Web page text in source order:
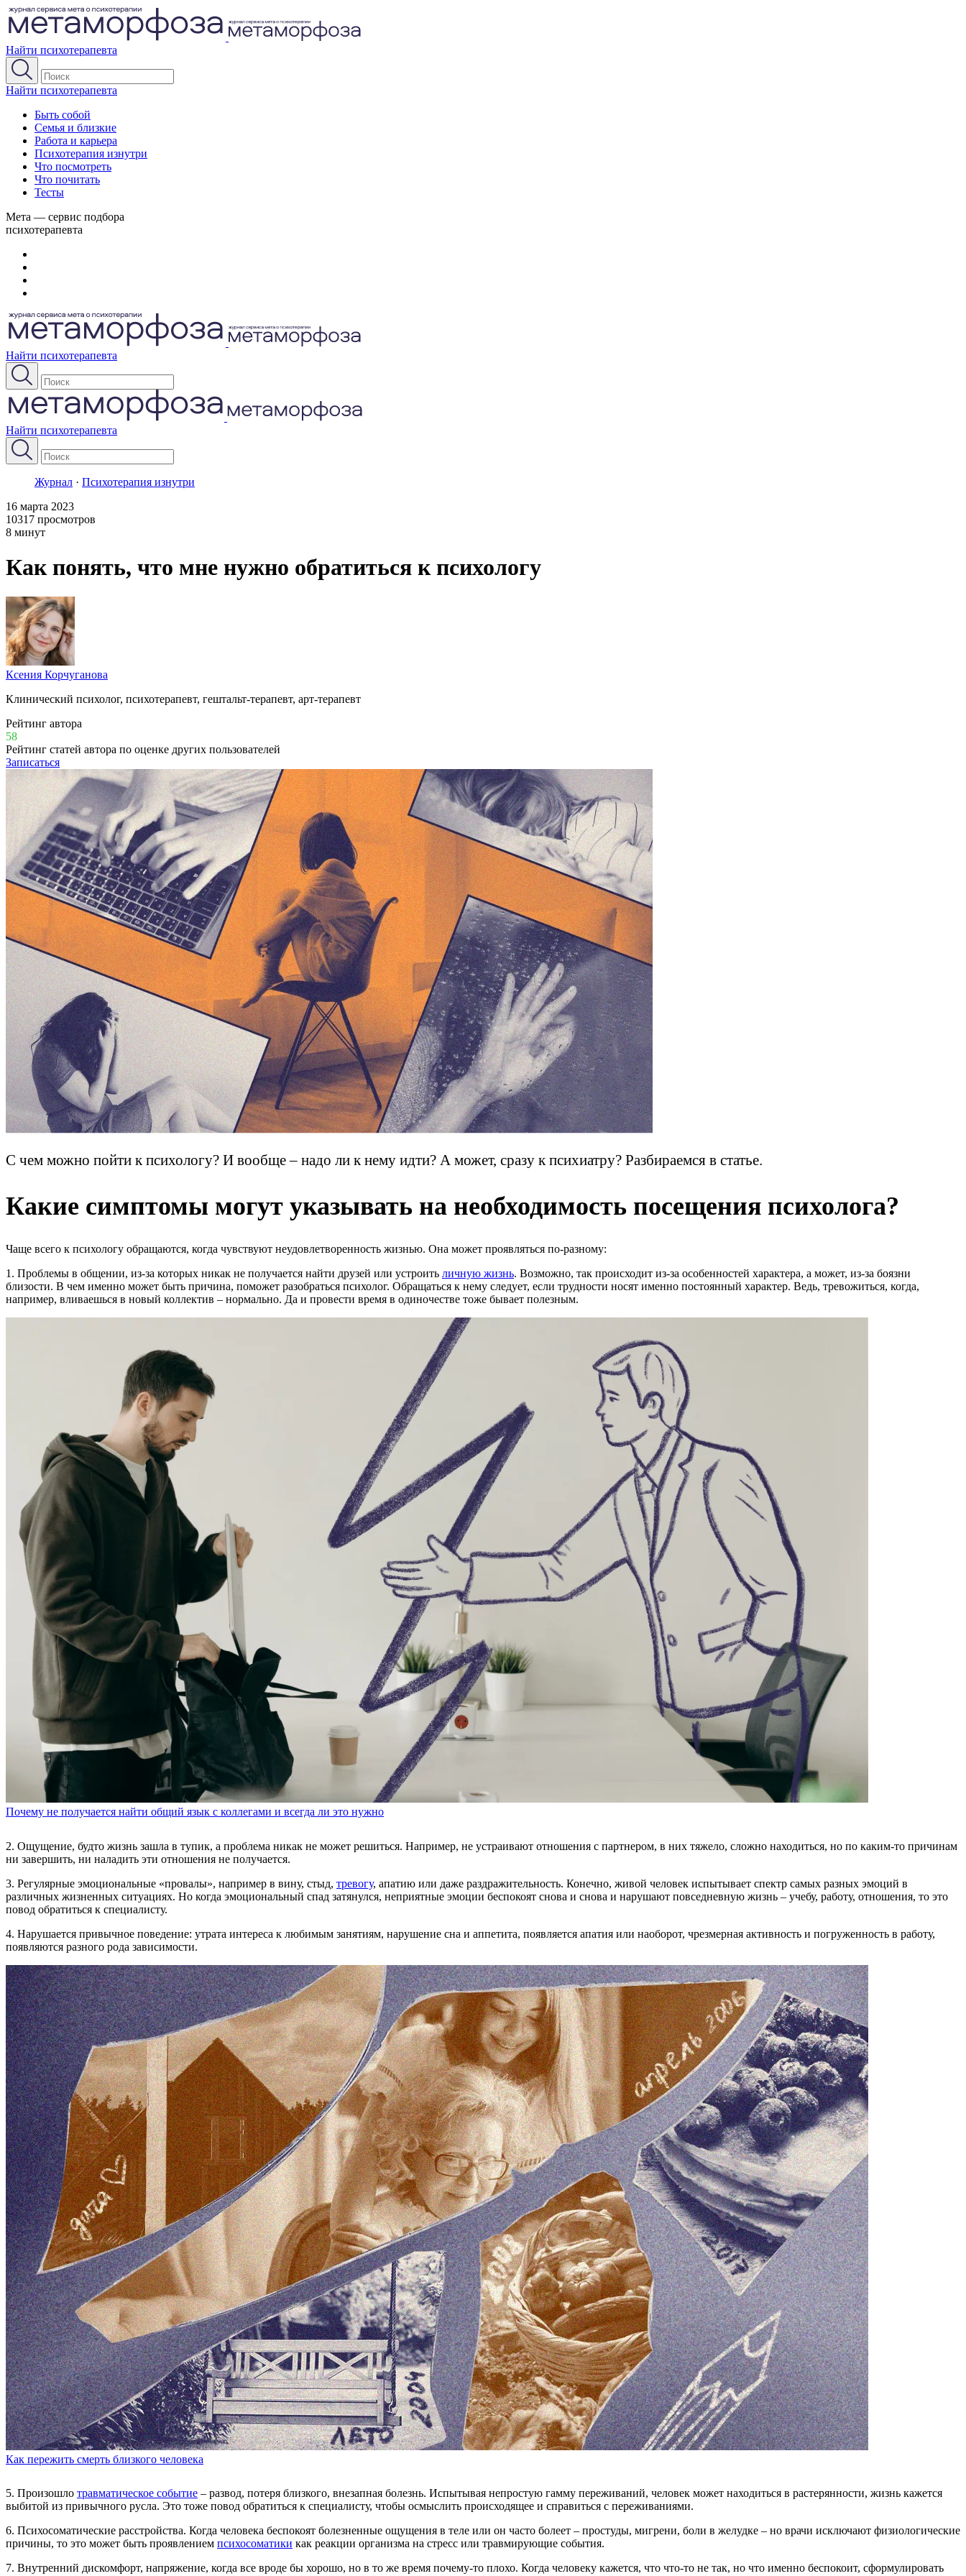
Найти психотерапевта
Найти психотерапевта
Быть собой
Семья и близкие
Работа и карьера
Психотерапия изнутри
Что посмотреть
Что почитать
Тесты
Мета — сервис подбора
психотерапевта
Найти психотерапевта
Найти психотерапевта
Журнал · Психотерапия изнутри
16 марта 2023
10317 просмотров
8 минут
Как понять, что мне нужно обратиться к психологу
Ксения Корчуганова
Клинический психолог, психотерапевт, гештальт-терапевт, арт-терапевт
Рейтинг автора
58
Рейтинг статей автора по оценке других пользователей
Записаться
С чем можно пойти к психологу? И вообще – надо ли к нему идти? А может, сразу к психиатру? Разбираемся в статье.
Какие симптомы могут указывать на необходимость посещения психолога?
Чаще всего к психологу обращаются, когда чувствуют неудовлетворенность жизнью. Она может проявляться по-разному:
1. Проблемы в общении, из-за которых никак не получается найти друзей или устроить личную жизнь. Возможно, так происходит из-за особенностей характера, а может, из-за боязни
близости. В чем именно может быть причина, поможет разобраться психолог. Обращаться к нему следует, если трудности носят именно постоянный характер. Ведь, тревожиться, когда,
например, вливаешься в новый коллектив – нормально. Да и провести время в одиночестве тоже бывает полезным.
Почему не получается найти общий язык с коллегами и всегда ли это нужно
2. Ощущение, будто жизнь зашла в тупик, а проблема никак не может решиться. Например, не устраивают отношения с партнером, в них тяжело, сложно находиться, но по каким-то причинам
ни завершить, ни наладить эти отношения не получается.
3. Регулярные эмоциональные «провалы», например в вину, стыд, тревогу, апатию или даже раздражительность. Конечно, живой человек испытывает спектр самых разных эмоций в
различных жизненных ситуациях. Но когда эмоциональный спад затянулся, неприятные эмоции беспокоят снова и снова и нарушают повседневную жизнь – учебу, работу, отношения, то это
повод обратиться к специалисту.
4. Нарушается привычное поведение: утрата интереса к любимым занятиям, нарушение сна и аппетита, появляется апатия или наоборот, чрезмерная активность и погруженность в работу,
появляются разного рода зависимости.
Как пережить смерть близкого человека
5. Произошло травматическое событие – развод, потеря близкого, внезапная болезнь. Испытывая непростую гамму переживаний, человек может находиться в растерянности, жизнь кажется
выбитой из привычного русла. Это тоже повод обратиться к специалисту, чтобы осмыслить происходящее и справиться с переживаниями.
6. Психосоматические расстройства. Когда человека беспокоят болезненные ощущения в теле или он часто болеет – простуды, мигрени, боли в желудке – но врачи исключают физиологические
причины, то это может быть проявлением психосоматики как реакции организма на стресс или травмирующие события.
7. Внутренний дискомфорт, напряжение, когда все вроде бы хорошо, но в то же время почему-то плохо. Когда человеку кажется, что что-то не так, но что именно беспокоит, сформулировать